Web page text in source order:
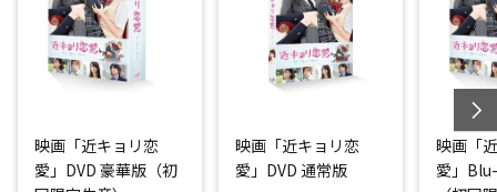
映画「近キョリ恋
愛」DVD 豪華版（初
映画「近キョリ恋
愛」DVD 通常版
映画「
愛」